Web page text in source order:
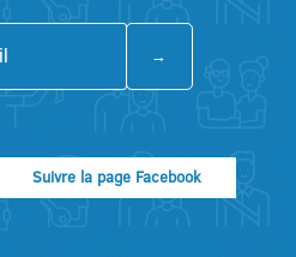
Suivre la page Facebook